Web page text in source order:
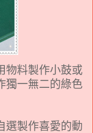
物料製作小鼓或
獨一無二的綠色
選製作喜愛的動